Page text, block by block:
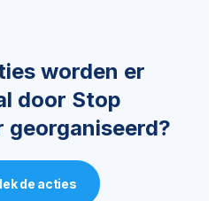
worden er
door Stop
georganiseerd?
de acties